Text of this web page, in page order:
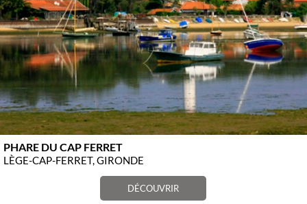
PHARE DU CAP FERRET
LÈGE-CAP-FERRET, GIRONDE
DÉCOUVRIR